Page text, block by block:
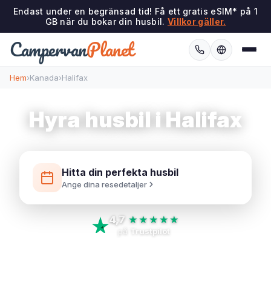
Endast under en begränsad tid! Få ett gratis eSIM* på 1
GB när du bokar din husbil. Villkor gäller.
CampervanPlanet
Hem›Kanada›Halifax
Hyra husbil i Halifax
Hitta din perfekta husbil
Ange dina resedetaljer
4,7 ★★★★★
på Trustpilot